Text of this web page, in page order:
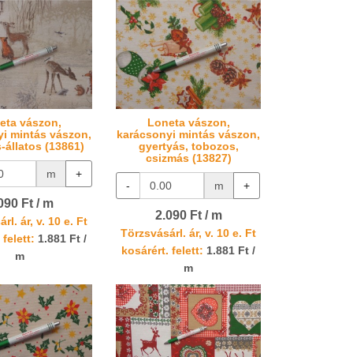
vászon,
mintás vászon,
állatos (13861)
m +
Ft / m
ár, v. 10 e. Ft
felett: 1.881 Ft /
m
Loneta vászon,
karácsonyi mintás vászon,
gyertyás, tobozos,
csizmás (13827)
- m +
2.090 Ft / m
Törzsvásárl. ár, v. 10 e. Ft
kosárért. felett: 1.881 Ft /
m